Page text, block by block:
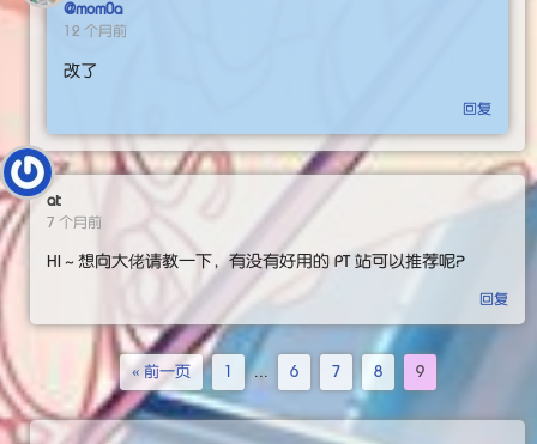
@mom0a
12 个月前
改了
回复
at
7 个月前
HI～想向大佬请教一下，有没有好用的 PT 站可以推荐呢？
回复
« 前一页 1 ... 6 7 8 9